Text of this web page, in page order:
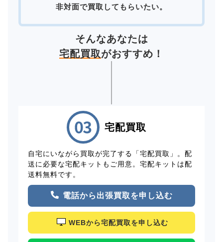
非対面で買取してもらいたい。
そんなあなたは
宅配買取がおすすめ！
宅配買取
自宅にいながら買取が完了する「宅配買取」。配
送に必要な宅配キットもご用意。宅配キットは配
送料無料です。
電話から出張買取を申し込む
WEBから宅配買取を申し込む